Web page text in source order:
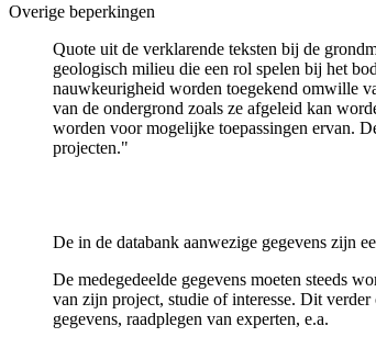
Overige beperkingen
Quote uit de verklarende teksten bij de
geologisch milieu die een rol spelen bij het
nauwkeurigheid worden toegekend omwille
van de ondergrond zoals ze afgeleid kan
worden voor mogelijke toepassingen ervan.
projecten."
De in de databank aanwezige gegevens zijn
De medegedeelde gegevens moeten steeds
van zijn project, studie of interesse. Dit
gegevens, raadplegen van experten, e.a.